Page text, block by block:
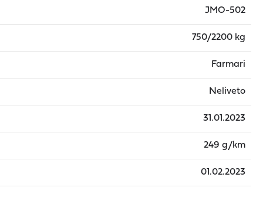
JMO-502
750/2200 kg
Farmari
Neliveto
31.01.2023
249 g/km
01.02.2023